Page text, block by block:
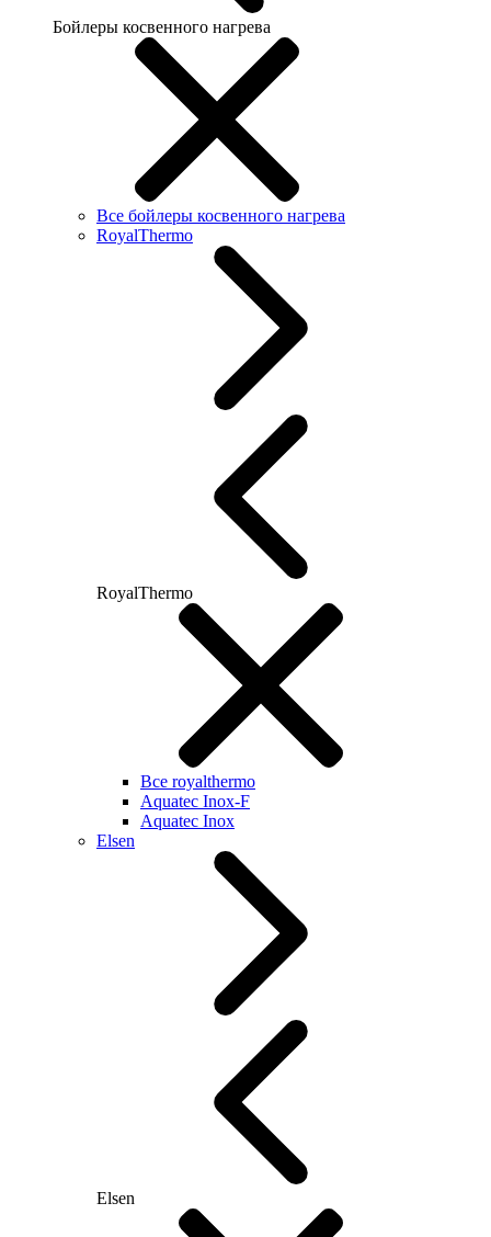
Бойлеры косвенного нагрева
Все бойлеры косвенного нагрева
RoyalThermo
RoyalThermo
Все royalthermo
Aquatec Inox-F
Aquatec Inox
Elsen
Elsen